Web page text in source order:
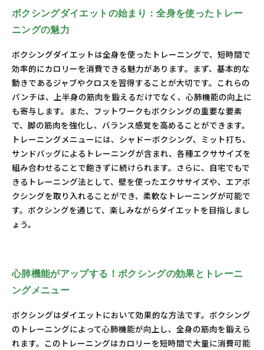
成果を実感する！ボクシングによるダイエットの成功
事例
ボクシングの心身へのポジティブな影響を探る
まとめ：ボクシングで楽しく、効率的にダイエットを
サポートしよう
ボクシングダイエットの始まり：全身を使ったトレー
ニングの魅力
ボクシングダイエットは全身を使ったトレーニングで、短時間で
効率的にカロリーを消費できる魅力があります。まず、基本的な
動きであるジャブやクロスを習得することが大切です。これらの
パンチは、上半身の筋肉を鍛えるだけでなく、心肺機能の向上に
も寄与します。また、フットワークもボクシングの重要な要素
で、脚の筋肉を強化し、バランス感覚を高めることができます。
トレーニングメニューには、シャドーボクシング、ミット打ち、
サンドバッグによるトレーニングが含まれ、各種エクササイズを
組み合わせることで飽きずに続けられます。さらに、自宅でもで
きるトレーニング法として、壁を使ったエクササイズや、エアボ
クシングを取り入れることができ、柔軟なトレーニングが可能で
す。ボクシングを通じて、楽しみながらダイエットを目指しまし
ょう。
心肺機能がアップする！ボクシングの効果とトレーニ
ングメニュー
ボクシングはダイエットにおいて効果的な方法です。ボクシング
のトレーニングによって心肺機能が向上し、全身の筋肉を鍛えら
れます。このトレーニングはカロリーを短時間で大量に消費可能